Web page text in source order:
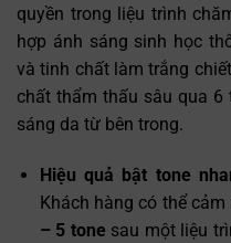
quyền trong liệu trình
hợp ánh sáng sinh học
và tinh chất làm trắng
chất thẩm thấu sâu qua 6
sáng da từ bên trong.
Hiệu quả bật tone
Khách hàng có thể
– 5 tone sau một liệu